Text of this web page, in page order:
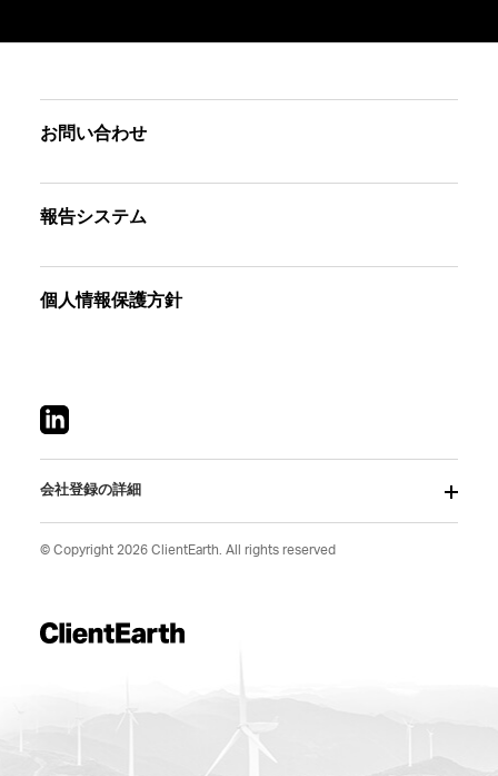
お問い合わせ
報告システム
個人情報保護方針
会社登録の詳細
© Copyright 2026 ClientEarth. All rights reserved